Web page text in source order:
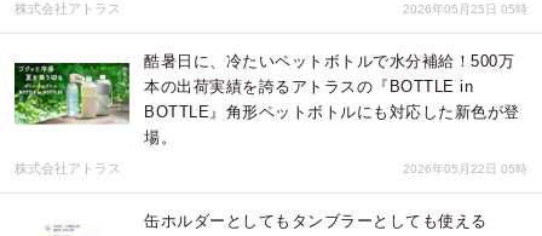
株式会社アトラス 2026年05月25日 05時
酷暑日に、冷たいペットボトルで水分補給！500万
本の出荷実績を誇るアトラスの『BOTTLE in
BOTTLE』角形ペットボトルにも対応した新色が登
場。
株式会社アトラス 2026年05月22日 05時
缶ホルダーとしてもタンブラーとしても使える